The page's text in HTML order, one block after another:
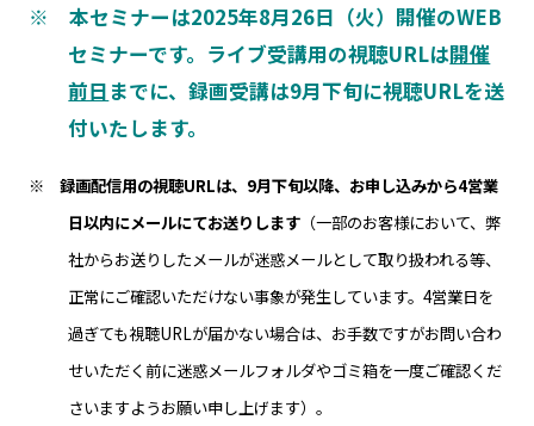
※ 本セミナーは2025年8月26日（火）開催のWEB
セミナーです。ライブ受講用の視聴URLは開催
前日 までに、録画受講は9月下旬に視聴URLを送
付いたします。
※ 録画配信用の視聴URLは、9月下旬以降、お申し込みから4営業
日以内にメールにてお送りします （一部のお客様において、弊
社からお送りしたメールが迷惑メールとして取り扱われる等、
正常にご確認いただけない事象が発生しています。4営業日を
過ぎても視聴URLが届かない場合は、お手数ですがお問い合わ
せいただく前に迷惑メールフォルダやゴミ箱を一度ご確認くだ
さいますようお願い申し上げます）。